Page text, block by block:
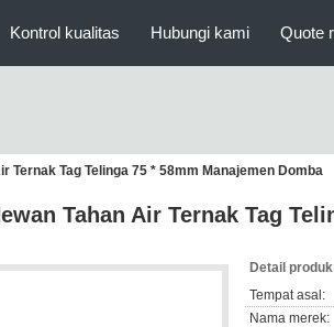
Kontrol kualitas Hubungi kami Quote
Ternak Tag Telinga 75 * 58mm Manajemen Domba
Tahan Air Ternak Tag
Detail
Tempat asal:
Nama merek: